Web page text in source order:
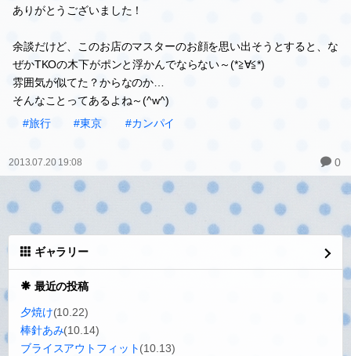
ありがとうございました！
余談だけど、このお店のマスターのお顔を思い出そうとすると、な
ぜかTKOの木下がポンと浮かんでならない～(*≧∀≦*)
雰囲気が似てた？からなのか…
そんなことってあるよね～(^w^)
#旅行
#東京 #カンパイ
2013.07.20 19:08 0
ギャラリー
最近の投稿
夕焼け(10.22)
棒針あみ(10.14)
ブライスアウトフィット(10.13)